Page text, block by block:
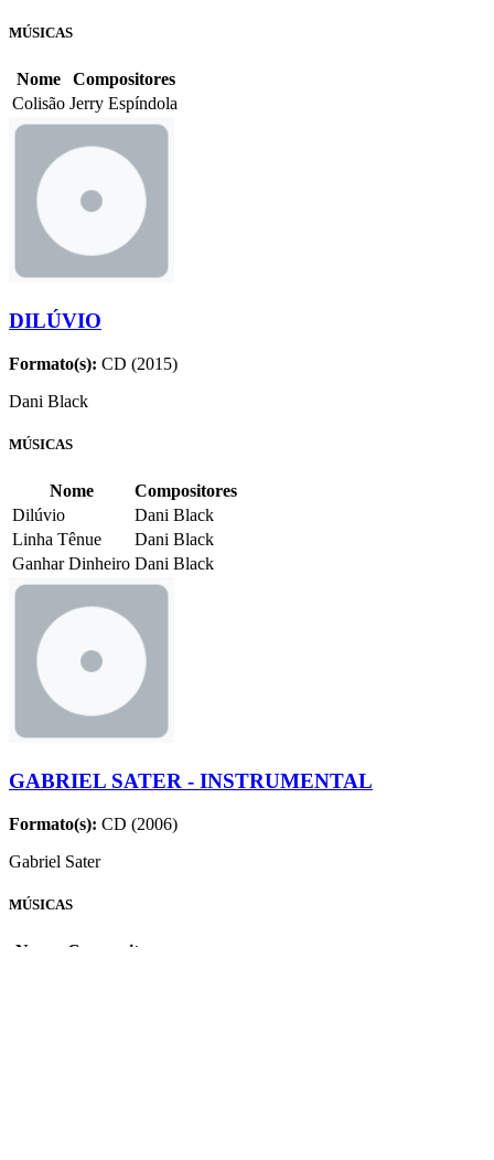
MÚSICAS
Nome
Compositores
Colisão Jerry Espíndola
DILÚVIO
Formato(s): CD (2015)
Dani Black
MÚSICAS
Nome
Compositores
Dilúvio
Dani Black
Linha Tênue
Dani Black
Ganhar Dinheiro Dani Black
GABRIEL SATER - INSTRUMENTAL
Formato(s): CD (2006)
Gabriel Sater
MÚSICAS
Nome
Compositores